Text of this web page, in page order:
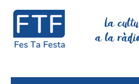
La
a la